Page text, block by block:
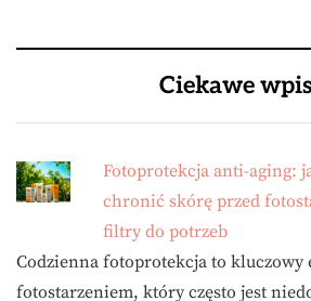
Ciekawe
Fotoprotekcja anti-aging:
chronić skórę przed
filtry do potrzeb
Codzienna fotoprotekcja to kluczowy
fotostarzeniem, który często jest